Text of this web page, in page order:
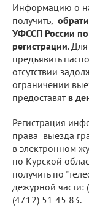
Информацию о
получить,
УФССП России по
регистрации.
предъявить
отсутствии
ограничении
предоставят в
Регистрация
права выезда
в электронном
по Курской
получить по
дежурной
(4712) 51 45 83.